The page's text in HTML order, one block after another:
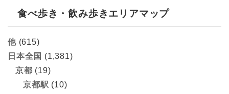
食べ歩き・飲み歩きエリアマップ
他(615)
日本全国 (1,381)
京都 (19)
京都駅 (10)